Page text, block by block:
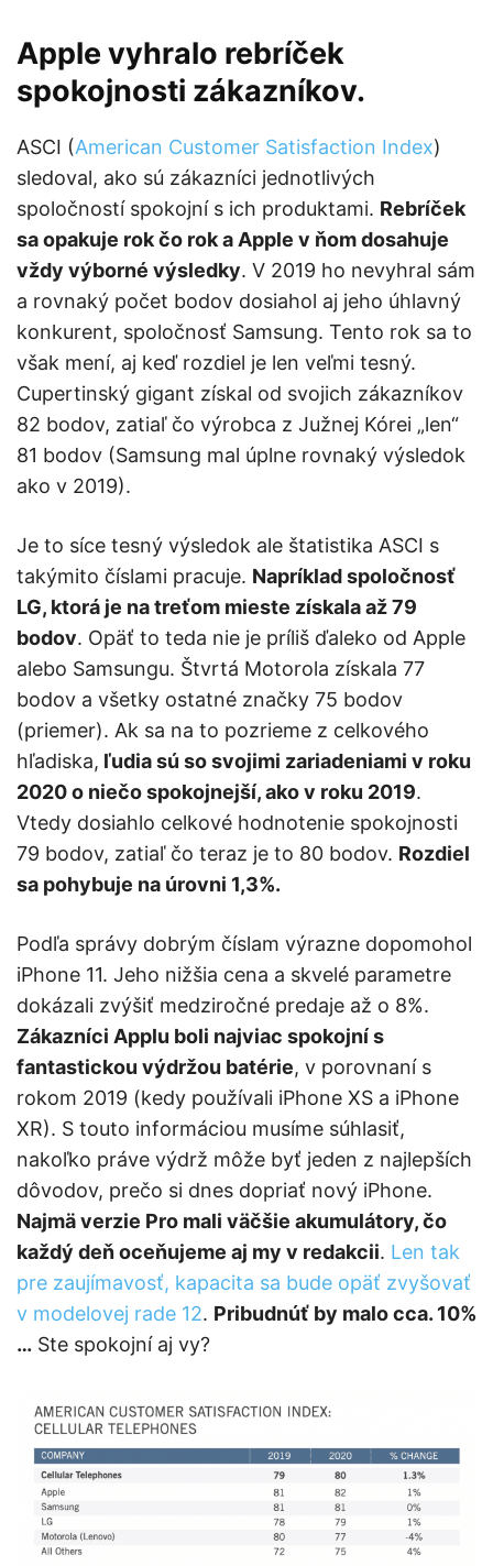
Apple vyhralo rebríček
spokojnosti zákazníkov.
ASCI (American Customer Satisfaction Index)
sledoval, ako sú zákazníci jednotlivých
spoločností spokojní s ich produktami. Rebríček
sa opakuje rok čo rok a Apple v ňom dosahuje
vždy výborné výsledky. V 2019 ho nevyhral sám
a rovnaký počet bodov dosiahol aj jeho úhlavný
konkurent, spoločnosť Samsung. Tento rok sa to
však mení, aj keď rozdiel je len veľmi tesný.
Cupertinský gigant získal od svojich zákazníkov
82 bodov, zatiaľ čo výrobca z Južnej Kórei „len“
81 bodov (Samsung mal úplne rovnaký výsledok
ako v 2019).
Je to síce tesný výsledok ale štatistika ASCI s
takýmito číslami pracuje. Napríklad spoločnosť
LG, ktorá je na treťom mieste získala až 79
bodov. Opäť to teda nie je príliš ďaleko od Apple
alebo Samsungu. Štvrtá Motorola získala 77
bodov a všetky ostatné značky 75 bodov
(priemer). Ak sa na to pozrieme z celkového
hľadiska, ľudia sú so svojimi zariadeniami v roku
2020 o niečo spokojnejší, ako v roku 2019.
Vtedy dosiahlo celkové hodnotenie spokojnosti
79 bodov, zatiaľ čo teraz je to 80 bodov. Rozdiel
sa pohybuje na úrovni 1,3%.
Podľa správy dobrým číslam výrazne dopomohol
iPhone 11. Jeho nižšia cena a skvelé parametre
dokázali zvýšiť medziročné predaje až o 8%.
Zákazníci Applu boli najviac spokojní s
fantastickou výdržou batérie, v porovnaní s
rokom 2019 (kedy používali iPhone XS a iPhone
XR). S touto informáciou musíme súhlasiť,
nakoľko práve výdrž môže byť jeden z najlepších
dôvodov, prečo si dnes dopriať nový iPhone.
Najmä verzie Pro mali väčšie akumulátory, čo
každý deň oceňujeme aj my v redakcii. Len tak
pre zaujímavosť, kapacita sa bude opäť zvyšovať
v modelovej rade 12. Pribudnúť by malo cca. 10%
… Ste spokojní aj vy?